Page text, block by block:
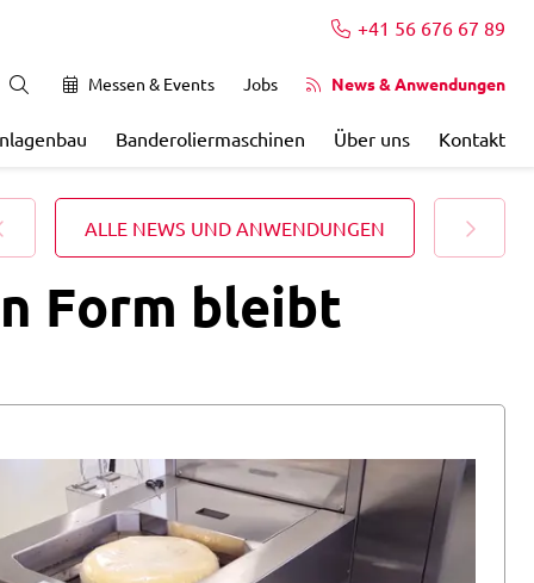
+41 56 676 67 89
Messen & Events Jobs News & Anwendungen
Banderoliermaschinen Über uns Kontakt
ALLE NEWS UND ANWENDUNGEN
Form bleibt